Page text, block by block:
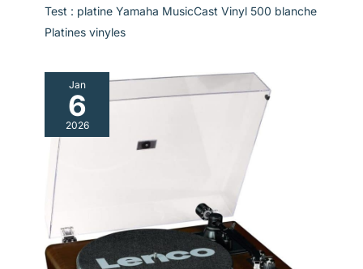
Test : platine Yamaha MusicCast Vinyl 500 blanche
Platines vinyles
Jan
6
2026